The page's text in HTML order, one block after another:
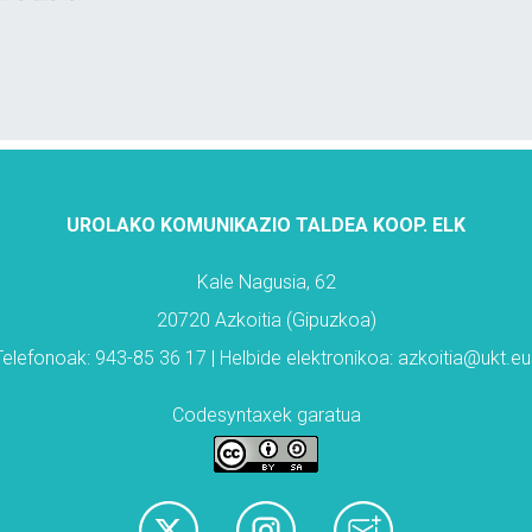
UROLAKO KOMUNIKAZIO TALDEA KOOP. ELK
Kale Nagusia, 62
20720 Azkoitia (Gipuzkoa)
943-85 36 17 | Helbide elektronikoa:
Codesyntaxek garatua